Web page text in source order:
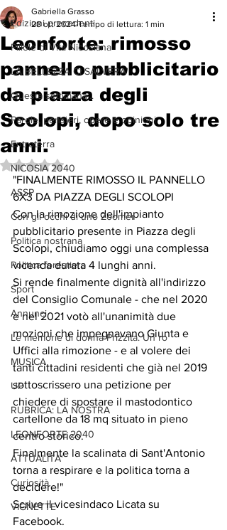
Edizioni precedenti
Pillole di Vita Nicosiana
LA BELLEZZA CI SALVERA'
Questa settimana...
Parole, pensieri, opere e opinioni
Entroterra
NICOSIA 2040
ASSP
Con gli occhi di uno Zoomer
Politica nostrana
Politica forestiera
Sport
Annunci
Le memorie di donna Prizzita. Un ro
MUSICA
UP
RUBRICA: LA NOSTRA
LEONFORTE 2040
ATTUALITA'
Curiosità
VIGNETTE
Leonforte: rimosso
pannello pubblicitario
da piazza degli
Scolopi, dopo solo tre
anni.
Gabriella Grasso
28 ott 2024 Tempo di lettura: 1 min
Valutazione NaN stelle su 5.
"FINALMENTE RIMOSSO IL PANNELLO
6X3 DA PIAZZA DEGLI SCOLOPI
Con la rimozione dell'impianto
pubblicitario presente in Piazza degli
Scolopi, chiudiamo oggi una complessa
vicenda durata 4 lunghi anni.
Si rende finalmente dignità all'indirizzo
del Consiglio Comunale - che nel 2020
e nel 2021 votò all'unanimità due
mozioni che impegnavano Giunta e
Uffici alla rimozione - e al volere dei
tanti cittadini residenti che già nel 2019
sottoscrissero una petizione per
chiedere di spostare il mastodontico
cartellone da 18 mq situato in pieno
centro storico.
Finalmente la scalinata di Sant'Antonio
torna a respirare e la politica torna a
decidere!"
Scrive il vicesindaco Licata su
Facebook.